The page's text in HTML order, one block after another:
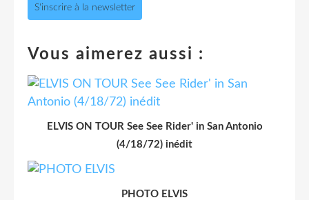
S'inscrire à la newsletter
Vous aimerez aussi :
ELVIS ON TOUR See See Rider' in San Antonio
(4/18/72) inédit
PHOTO ELVIS